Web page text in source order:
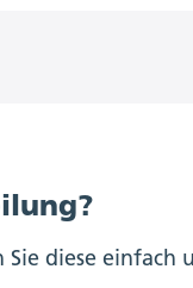
Sie diese einfach